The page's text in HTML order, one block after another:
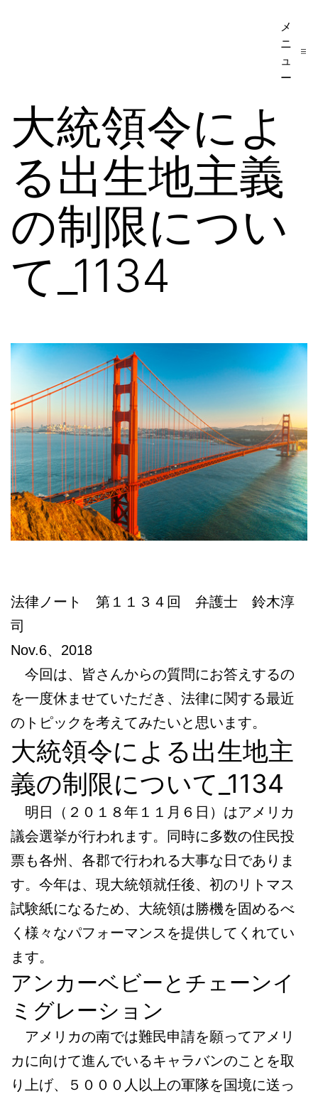
プ
移
民・
ビ
手
続
き
本
語
談
メ
ニ
ュ
ー
大統領令によ
る出生地主義
の制限につい
て_1134
法律ノート 第１１３４回 弁護士 鈴木淳
司
Nov.6、2018
今回は、皆さんからの質問にお答えするの
を一度休ませていただき、法律に関する最近
のトピックを考えてみたいと思います。
大統領令による出生地主
義の制限について_1134
明日（２０１８年１１月６日）はアメリカ
議会選挙が行われます。同時に多数の住民投
票も各州、各郡で行われる大事な日でありま
す。今年は、現大統領就任後、初のリトマス
試験紙になるため、大統領は勝機を固めるべ
く様々なパフォーマンスを提供してくれてい
ます。
アンカーベビーとチェーンイ
ミグレーション
アメリカの南では難民申請を願ってアメリ
カに向けて進んでいるキャラバンのことを取
り上げ、５０００人以上の軍隊を国境に送っ